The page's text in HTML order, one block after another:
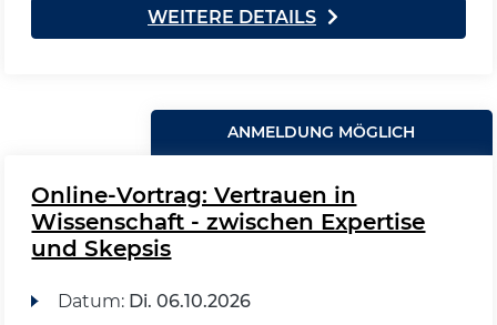
WEITERE DETAILS
ANMELDUNG MÖGLICH
Online-Vortrag: Vertrauen in
Wissenschaft - zwischen Expertise
und Skepsis
Datum: Di. 06.10.2026